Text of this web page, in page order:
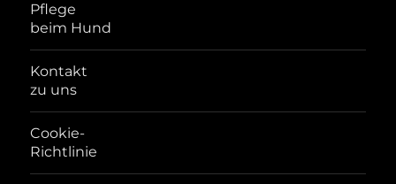
Pflege
beim Hund
Kontakt
zu uns
Cookie-
Richtlinie